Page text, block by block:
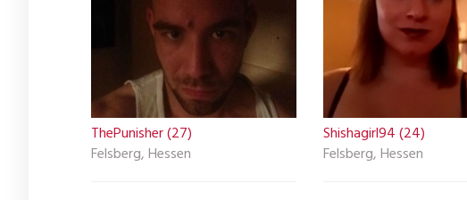
ThePunisher (27)
Felsberg, Hessen
Shishagirl94 (24)
Felsberg, Hessen